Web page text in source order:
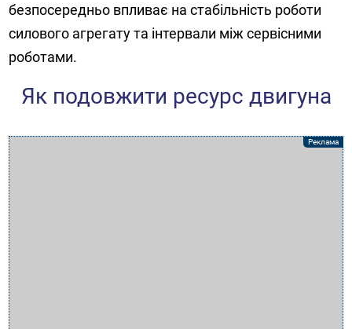
безпосередньо впливає на стабільність роботи
силового агрегату та інтервали між сервісними
роботами.
Як подовжити ресурс двигуна